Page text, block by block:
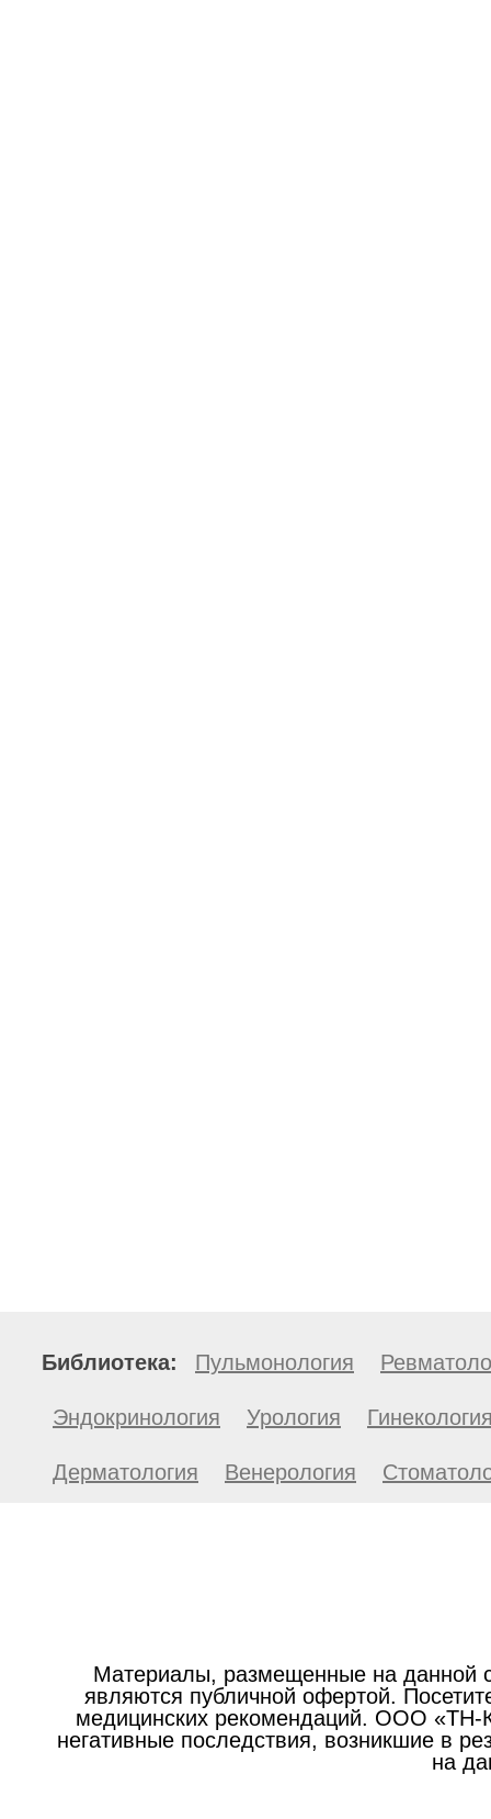
Библиотека: Пульмонология
Эндокринология Урология
Дерматология Венерология
Материалы, размещенные на данной
являются публичной офертой.
медицинских рекомендаций. ООО «ТН-
негативные последствия, возникшие в
на